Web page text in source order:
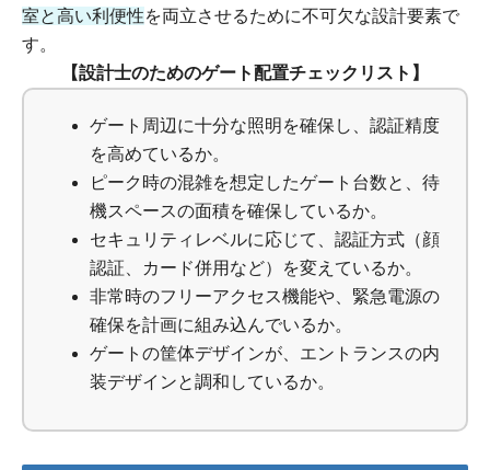
室と高い利便性を両立させるために不可欠な設計要素で
す。
【設計士のためのゲート配置チェックリスト】
ゲート周辺に十分な照明を確保し、認証精度
を高めているか。
ピーク時の混雑を想定したゲート台数と、待
機スペースの面積を確保しているか。
セキュリティレベルに応じて、認証方式（顔
認証、カード併用など）を変えているか。
非常時のフリーアクセス機能や、緊急電源の
確保を計画に組み込んでいるか。
ゲートの筐体デザインが、エントランスの内
装デザインと調和しているか。